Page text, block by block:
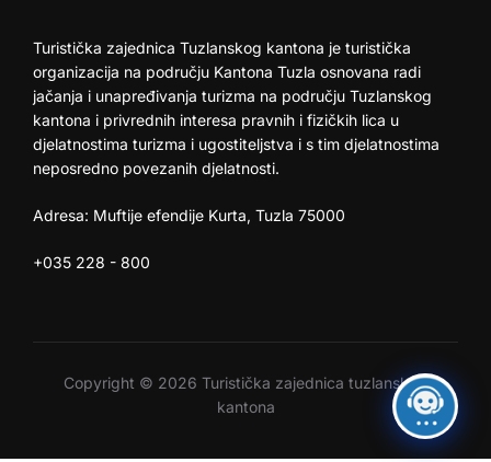
Turistička zajednica Tuzlanskog kantona je turistička
organizacija na području Kantona Tuzla osnovana radi
jačanja i unapređivanja turizma na području Tuzlanskog
kantona i privrednih interesa pravnih i fizičkih lica u
djelatnostima turizma i ugostiteljstva i s tim djelatnostima
neposredno povezanih djelatnosti.
Adresa: Muftije efendije Kurta, Tuzla 75000
+035 228 - 800
Copyright © 2026 Turistička zajednica tuzlanskog
kantona